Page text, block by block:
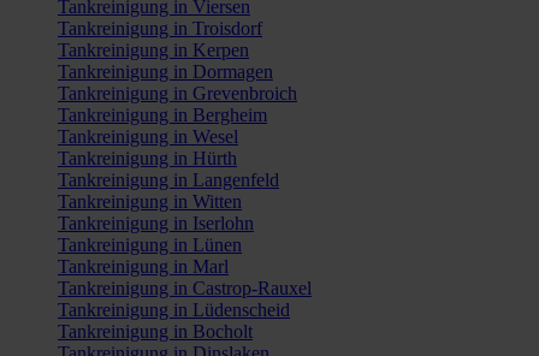
Tankreinigung in Viersen
Tankreinigung in Troisdorf
Tankreinigung in Kerpen
Tankreinigung in Dormagen
Tankreinigung in Grevenbroich
Tankreinigung in Bergheim
Tankreinigung in Wesel
Tankreinigung in Hürth
Tankreinigung in Langenfeld
Tankreinigung in Witten
Tankreinigung in Iserlohn
Tankreinigung in Lünen
Tankreinigung in Marl
Tankreinigung in Castrop-Rauxel
Tankreinigung in Lüdenscheid
Tankreinigung in Bocholt